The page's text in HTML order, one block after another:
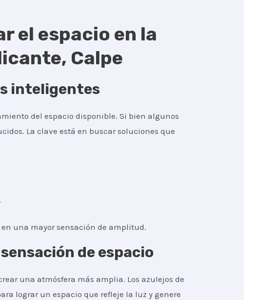
el espacio en la
Calpe
inteligentes
del espacio disponible. Si bien algunos
La clave está en buscar soluciones que
una mayor sensación de amplitud.
de espacio
una atmósfera más amplia. Los azulejos de
lograr un espacio que refleje la luz y genere